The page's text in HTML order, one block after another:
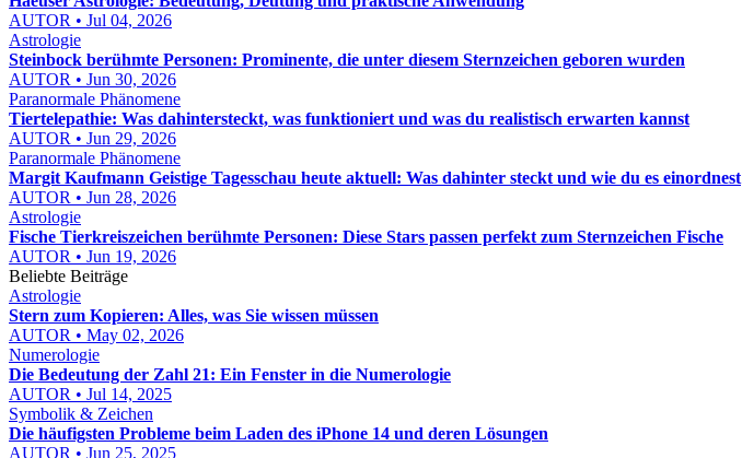
AUTOR • Jul 04, 2026
Astrologie
Steinbock berühmte Personen: Prominente, die unter diesem Sternzeichen geboren wurden
AUTOR • Jun 30, 2026
Paranormale Phänomene
Tiertelepathie: Was dahintersteckt, was funktioniert und was du realistisch erwarten kannst
AUTOR • Jun 29, 2026
Paranormale Phänomene
Margit Kaufmann Geistige Tagesschau heute aktuell: Was dahinter steckt und wie du es einordnest
AUTOR • Jun 28, 2026
Astrologie
Fische Tierkreiszeichen berühmte Personen: Diese Stars passen perfekt zum Sternzeichen Fische
AUTOR • Jun 19, 2026
Beliebte Beiträge
Astrologie
Stern zum Kopieren: Alles, was Sie wissen müssen
AUTOR • May 02, 2026
Numerologie
Die Bedeutung der Zahl 21: Ein Fenster in die Numerologie
AUTOR • Jul 14, 2025
Symbolik & Zeichen
Die häufigsten Probleme beim Laden des iPhone 14 und deren Lösungen
AUTOR • Jun 25, 2025